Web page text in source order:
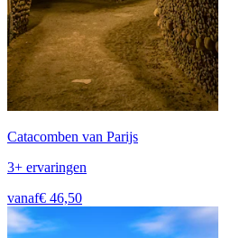
Catacomben van Parijs
3+ ervaringen
vanaf€ 46,50